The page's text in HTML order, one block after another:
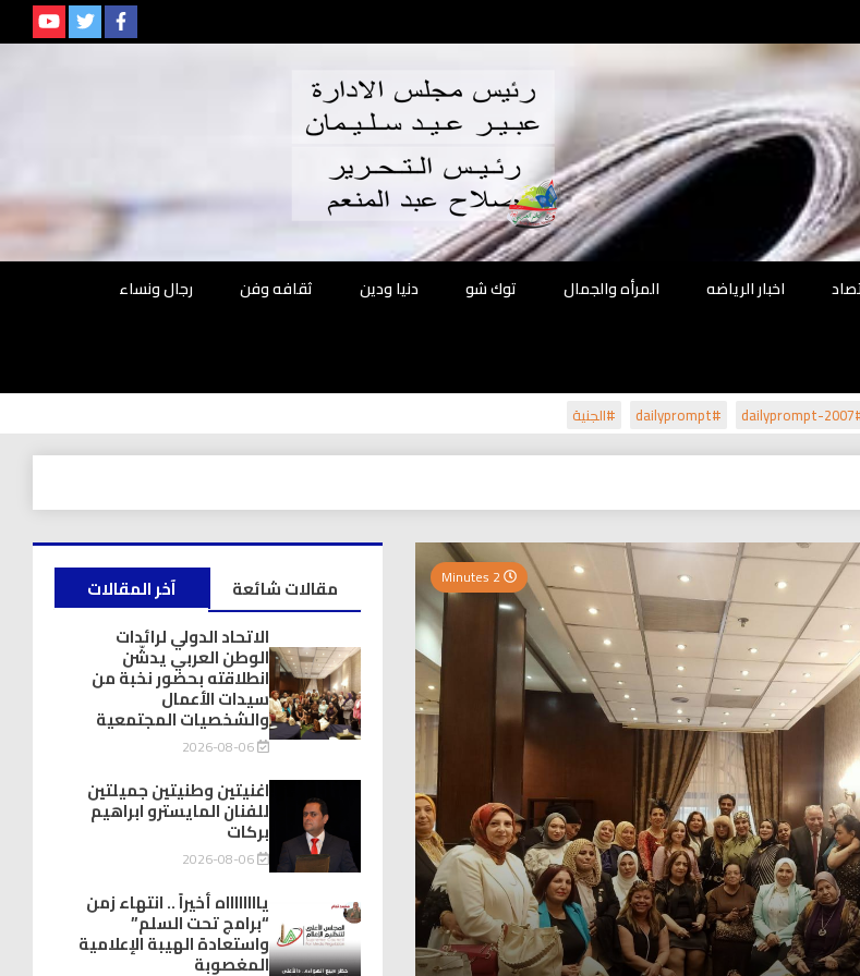
الحلم
نيوز
اخبار الرياضه المرأه والجمال توك شو دنيا ودين ثقافه وفن
رجال ونساء
#dailyprompt #الجنية
آخر المقالات
مقالات شائعة
الاتحاد الدولي لرائدات
الوطن العربي يدشّن
انطلاقته بحضور نخبة من
سيدات الأعمال
والشخصيات المجتمعية
2026-08-06
اغنيتين وطنيتين جميلتين
للفنان المايسترو ابراهيم
بركات
2026-08-06
يااااااااه أخيراً .. انتهاء زمن
“برامج تحت السلم”
واستعادة الهيبة الإعلامية
المغصوبة